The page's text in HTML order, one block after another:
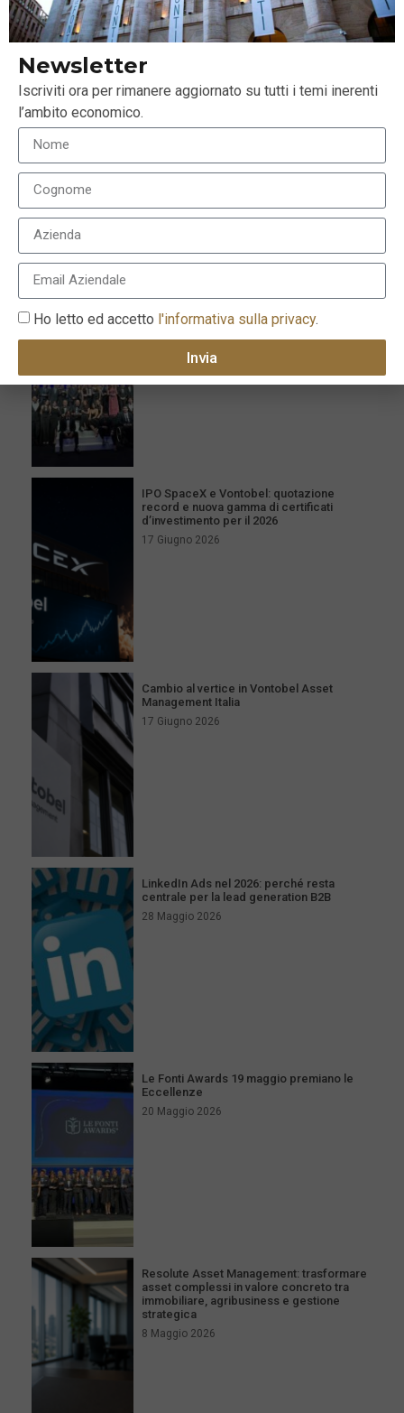
I più recenti
Milano celebra l’eccellenza con la XVI
edizione dei Le Fonti Awards il 25 giugno
IPO SpaceX e Vontobel: quotazione
record e nuova gamma di certificati
d’investimento per il 2026
17 Giugno 2026
Cambio al vertice in Vontobel Asset
Management Italia
17 Giugno 2026
LinkedIn Ads nel 2026: perché resta
centrale per la lead generation B2B
28 Maggio 2026
Le Fonti Awards 19 maggio premiano le
Eccellenze
20 Maggio 2026
Resolute Asset Management: trasformare
asset complessi in valore concreto tra
immobiliare, agribusiness e gestione
strategica
8 Maggio 2026
Newsletter
Iscriviti ora per rimanere aggiornato su tutti i temi inerenti
l’ambito economico.
Ho letto ed accetto l'informativa sulla privacy.
Invia